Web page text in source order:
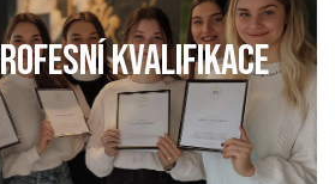
kvalifikace